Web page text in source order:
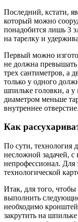
Последний, кстати,
который можно
понадобится лишь 3
на тарелку и
Первый можно
не должна превышать
трех сантиметров, а
только у одного
шпильке головки, а
диаметром меньше
внутреннее отверстие.
Как
По сути, технология
несложной задачей,
непрофессионал. Для
технологической
Итак, для того, чтобы
выполнить
необходимо
закрутить на